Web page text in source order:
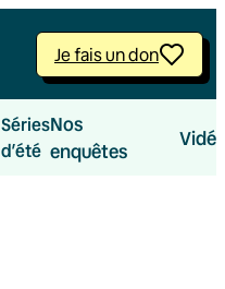
Je fais un don
Séries
d’été
Nos
enquêtes